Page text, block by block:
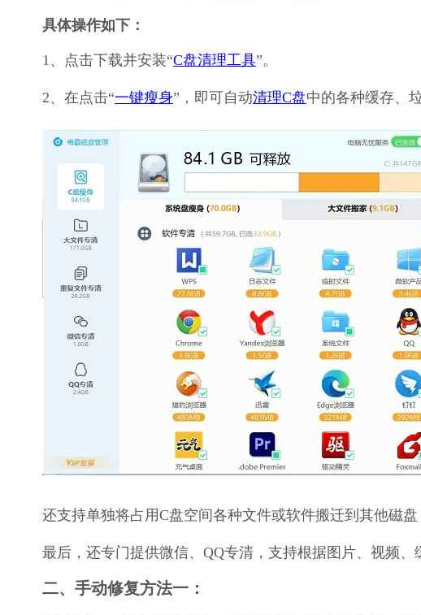
具体操作如下：
1、点击下载并安装“C盘清理工具”。
2、在点击“一键瘦身”，即可自动清理C盘中的各种缓存、
还支持单独将占用C盘空间各种文件或软件搬迁到其他磁盘
最后，还专门提供微信、QQ专清，支持根据图片、视频、
二、手动修复方法一：